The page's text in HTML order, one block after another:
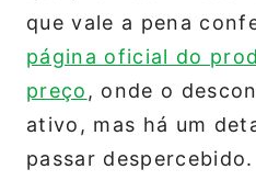
que vale a pena
página oficial do
preço , onde o
ativo, mas há um
passar despercebido.